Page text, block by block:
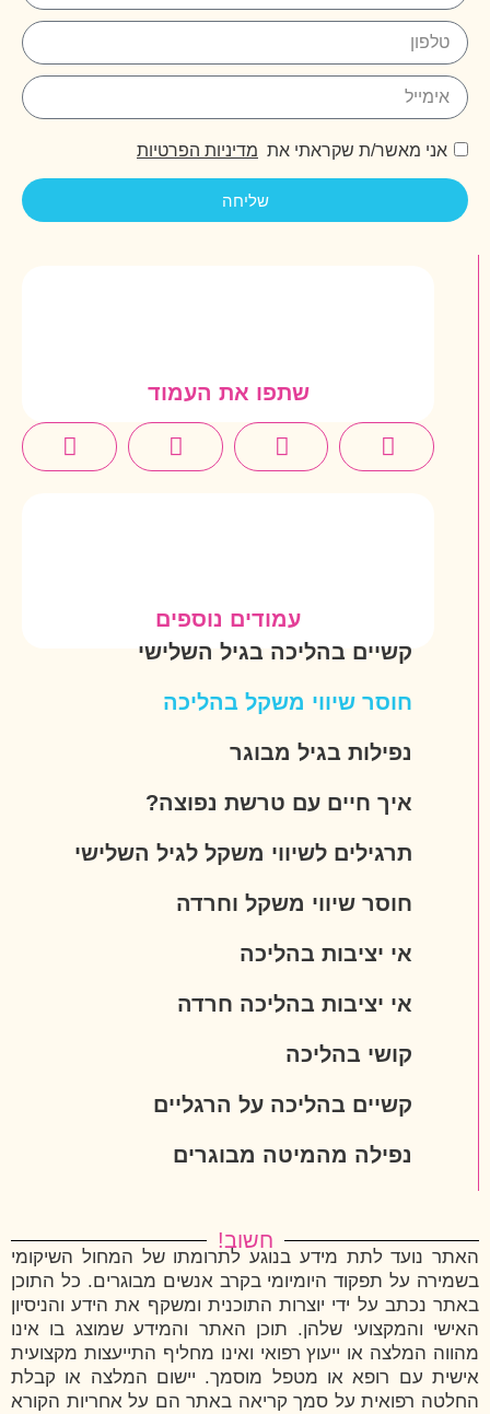
אני מאשר/ת שקראתי את מדיניות הפרטיות
שליחה
שתפו את העמוד
עמודים נוספים
קשיים בהליכה בגיל השלישי
חוסר שיווי משקל בהליכה
נפילות בגיל מבוגר
איך חיים עם טרשת נפוצה?
תרגילים לשיווי משקל לגיל השלישי
חוסר שיווי משקל וחרדה
אי יציבות בהליכה
אי יציבות בהליכה חרדה
קושי בהליכה
קשיים בהליכה על הרגליים
נפילה מהמיטה מבוגרים
חשוב!
האתר נועד לתת מידע בנוגע לתרומתו של המחול השיקומי
בשמירה על תפקוד היומיומי בקרב אנשים מבוגרים. כל התוכן
באתר נכתב על ידי יוצרות התוכנית ומשקף את הידע והניסיון
האישי והמקצועי שלהן. תוכן האתר והמידע שמוצג בו אינו
מהווה המלצה או ייעוץ רפואי ואינו מחליף התייעצות מקצועית
אישית עם רופא או מטפל מוסמך. יישום המלצה או קבלת
החלטה רפואית על סמך קריאה באתר הם על אחריות הקורא